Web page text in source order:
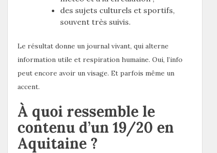
des sujets culturels et sportifs,
souvent très suivis.
Le résultat donne un journal vivant, qui alterne
information utile et respiration humaine. Oui, l’info
peut encore avoir un visage. Et parfois même un
accent.
À quoi ressemble le
contenu d’un 19/20 en
Aquitaine ?